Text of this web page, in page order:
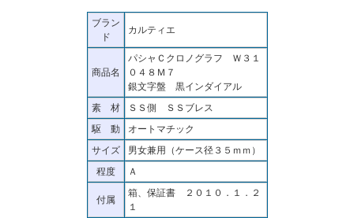
ブラン
ド
カルティエ
商品名
パシャＣクロノグラフ Ｗ３１
０４８Ｍ７
銀文字盤 黒インダイアル
素 材
ＳＳ側 ＳＳブレス
駆 動
オートマチック
サイズ
男女兼用（ケース径３５ｍｍ）
程度
Ａ
付属
箱、保証書 ２０１０．１．２
１